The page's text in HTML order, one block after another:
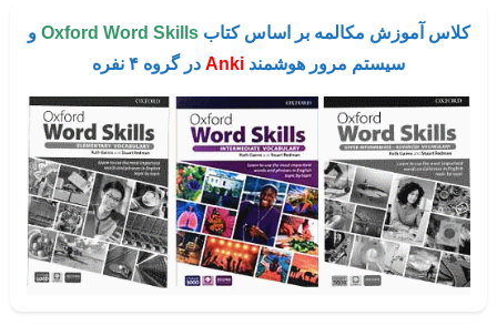
کلاس آموزش مکالمه بر اساس کتابOxford Word Skills و
سیستم مرور هوشمند Anki در گروه ۴ نفره